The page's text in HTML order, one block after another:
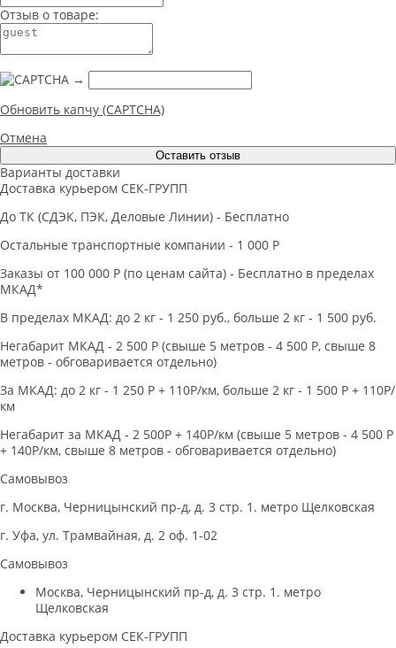
Отзыв о товаре:
→
Обновить капчу (CAPTCHA)
Отмена
Оставить отзыв
Варианты доставки
Доставка курьером СЕК-ГРУПП
До ТК (СДЭК, ПЭК, Деловые Линии) - Бесплатно
Остальные транспортные компании - 1 000 Р
Заказы от 100 000 Р (по ценам сайта) - Бесплатно в пределах
МКАД*
В пределах МКАД: до 2 кг - 1 250 руб., больше 2 кг - 1 500 руб.
Негабарит МКАД - 2 500 Р (свыше 5 метров - 4 500 Р, свыше 8
метров - обговаривается отдельно)
За МКАД: до 2 кг - 1 250 Р + 110Р/км, больше 2 кг - 1 500 Р + 110Р/
км
Негабарит за МКАД - 2 500Р + 140Р/км (свыше 5 метров - 4 500 Р
+ 140Р/км, свыше 8 метров - обговаривается отдельно)
Самовывоз
г. Москва, Черницынский пр-д, д. 3 стр. 1. метро Щелковская
г. Уфа, ул. Трамвайная, д. 2 оф. 1-02
Самовывоз
Москва, Черницынский пр-д, д. 3 стр. 1. метро
Щелковская
Доставка курьером СЕК-ГРУПП